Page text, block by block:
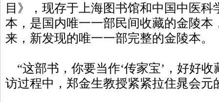
目》，现存于上海图书馆和中国中医
本，是国内唯一一部民间收藏的金陵本
来，新发现的唯一一部完整的金陵本。
“这部书，你要当作‘传家宝’，好好收
访过程中，郑金生教授紧紧拉住晁会元